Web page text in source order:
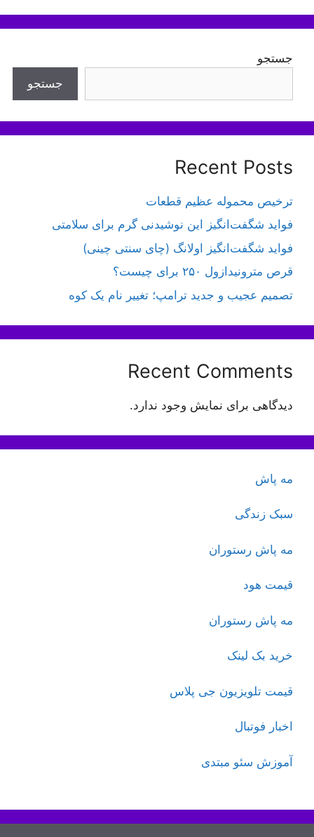
جستجو
جستجو
Recent Posts
ترخیص محموله عظیم قطعات
فواید شگفت‌انگیز این نوشیدنی گرم برای سلامتی
فواید شگفت‌انگیز اولانگ (چای سنتی چینی)
قرص مترونیدازول ۲۵۰ برای چیست؟
تصمیم عجیب و جدید ترامپ؛ تغییر نام یک کوه
Recent Comments
دیدگاهی برای نمایش وجود ندارد.
مه پاش
سبک زندگی
مه پاش رستوران
قیمت هود
مه پاش رستوران
خرید بک لینک
قیمت تلویزیون جی پلاس
اخبار فوتبال
آموزش سئو مبتدی